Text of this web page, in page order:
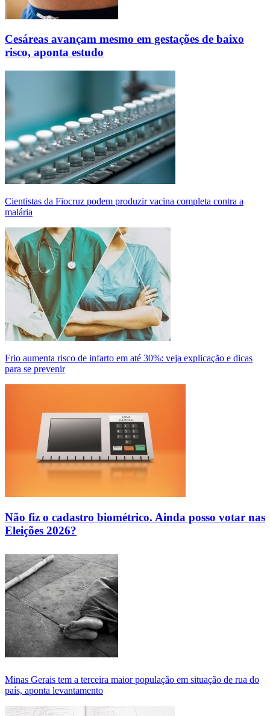
Cesáreas avançam mesmo em gestações de baixo
risco, aponta estudo
Cientistas da Fiocruz podem produzir vacina completa contra a
malária
Frio aumenta risco de infarto em até 30%: veja explicação e dicas
para se prevenir
Não fiz o cadastro biométrico. Ainda posso votar nas
Eleições 2026?
Minas Gerais tem a terceira maior população em situação de rua do
país, aponta levantamento